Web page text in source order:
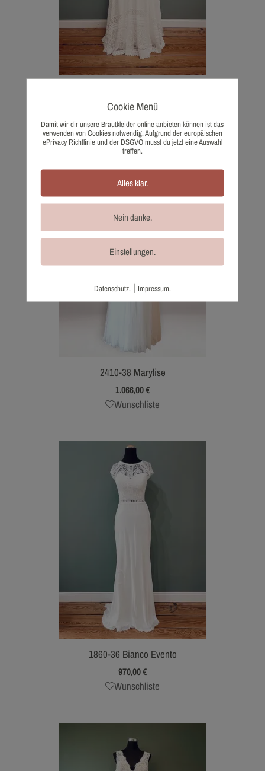
1.100,00€
Wunschliste
2410-38 Marylise
1.066,00€
Wunschliste
1860-36 Bianco Evento
970,00€
Wunschliste
Cookie Menü
Damit wir dir unsere Brautkleider online anbieten können ist das
verwenden von Cookies notwendig. Aufgrund der europäischen
ePrivacy Richtlinie und der DSGVO musst du jetzt eine Auswahl
treffen.
Alles klar.
Nein danke.
Einstellungen.
Datenschutz. | Impressum.